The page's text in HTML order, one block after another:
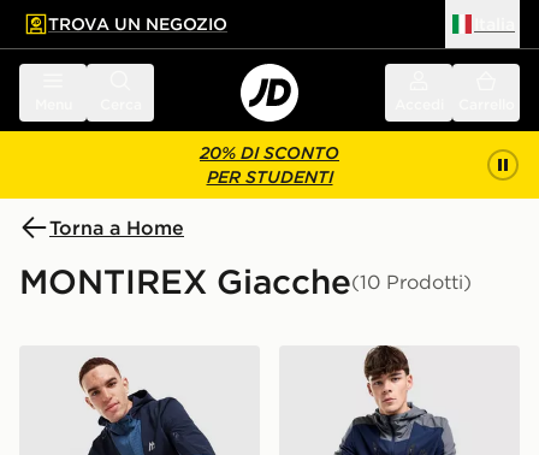
principale
a fondo pagina
TROVA UN NEGOZIO
20% DI SCONTO
PER STUDENTI
Torna a Home
MONTIREX Giacche(10 Prodotti)
MONTIREX Giacca 1/4 Zip ZoneMONTIREX Giacca Full